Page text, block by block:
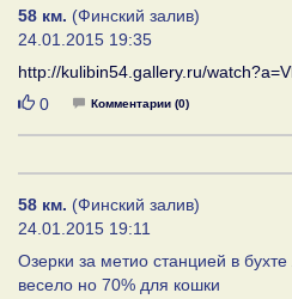
58 км. (Финский залив)
24.01.2015 19:35
http://kulibin54.gallery.ru/
Нравится
0 Комментарии (0)
58 км. (Финский залив)
24.01.2015 19:11
Озерки за метио станцией в
весело но 70% для кошки